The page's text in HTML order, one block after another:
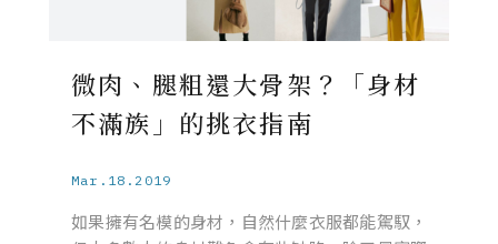
微肉、腿粗還大骨架？「身材
不滿族」的挑衣指南
Mar.18.2019
如果擁有名模的身材，自然什麼衣服都能駕馭，